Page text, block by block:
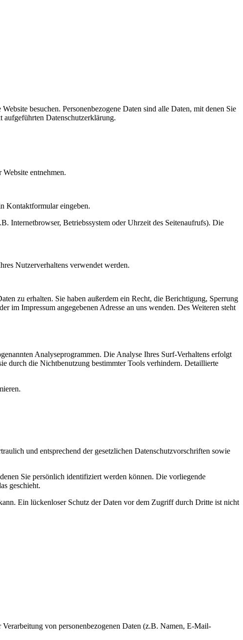
besuchen. Personenbezogene Daten sind alle Daten, mit denen Sie
Datenschutzerklärung.
entnehmen.
Kontaktformular eingeben.
Internetbrowser, Betriebssystem oder Uhrzeit des Seitenaufrufs). Die
Nutzerverhaltens verwendet werden.
zu erhalten. Sie haben außerdem ein Recht, die Berichtigung, Sperrung
im Impressum angegebenen Adresse an uns wenden. Des Weiteren steht
Analyseprogrammen. Die Analyse Ihres Surf-Verhaltens erfolgt
durch die Nichtbenutzung bestimmter Tools verhindern. Detaillierte
und entsprechend der gesetzlichen Datenschutzvorschriften sowie
Sie persönlich identifiziert werden können. Die vorliegende
geschieht.
Ein lückenloser Schutz der Daten vor dem Zugriff durch Dritte ist nicht
von personenbezogenen Daten (z.B. Namen, E-Mail-